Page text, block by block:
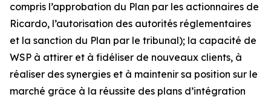
compris l’approbation du Plan par les actionnaires de
Ricardo, l’autorisation des autorités réglementaires
et la sanction du Plan par le tribunal); la capacité de
WSP à attirer et à fidéliser de nouveaux clients, à
réaliser des synergies et à maintenir sa position sur le
marché grâce à la réussite des plans d’intégration